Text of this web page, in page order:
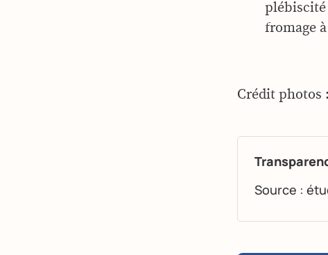
plébiscité
fromage
Crédit photos
Source :